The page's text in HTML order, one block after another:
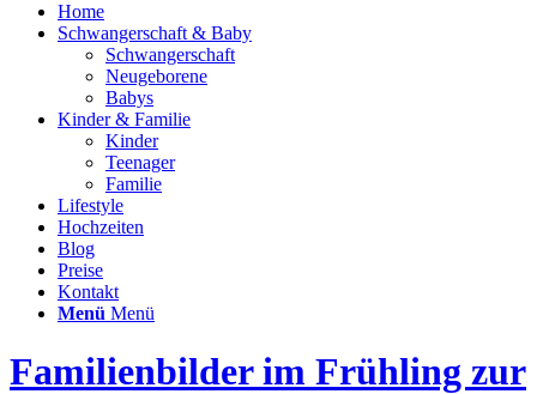
Home
Schwangerschaft & Baby
Schwangerschaft
Neugeborene
Babys
Kinder & Familie
Kinder
Teenager
Familie
Lifestyle
Hochzeiten
Blog
Preise
Kontakt
Menü Menü
Familienbilder im Frühling zur